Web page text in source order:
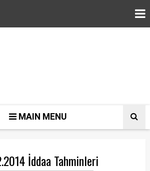
MAIN MENU
İddaa Tahminleri